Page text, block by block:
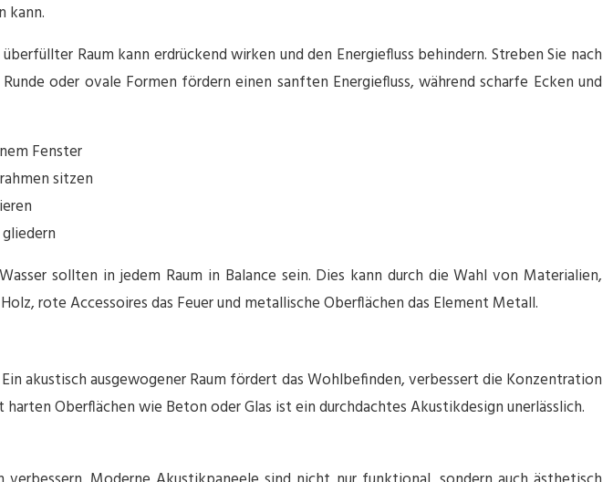
kann.
Raum kann erdrückend wirken und den Energiefluss behindern. Streben Sie nach
oder ovale Formen fördern einen sanften Energiefluss, während scharfe Ecken und
Fenster
sitzen
sollten in jedem Raum in Balance sein. Dies kann durch die Wahl von Materialien,
rote Accessoires das Feuer und metallische Oberflächen das Element Metall.
akustisch ausgewogener Raum fördert das Wohlbefinden, verbessert die Konzentration
Oberflächen wie Beton oder Glas ist ein durchdachtes Akustikdesign unerlässlich.